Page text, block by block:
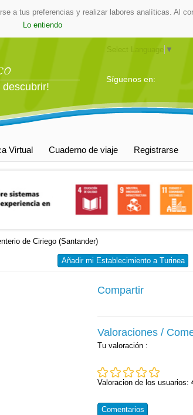
a tus preferencias y realizar labores analíticas. Al
Lo entiendo
descubrir!
Select Language ▼
Síguenos en:
Virtual Cuaderno de viaje Registrarse
de Ciriego (Santander)
Añadir mi Establecimiento a Turinea
Compartir
Valoraciones /
Tu valoración :
Valoracion de los usuarios:
Comentarios